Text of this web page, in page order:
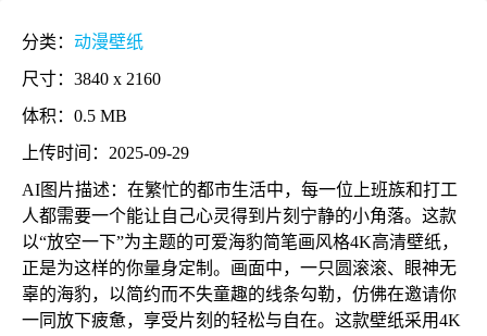
分类： 动漫壁纸
尺寸：3840 x 2160
体积：0.5 MB
上传时间：2025-09-29
AI图片描述：在繁忙的都市生活中，每一位上班族和打工
人都需要一个能让自己心灵得到片刻宁静的小角落。这款
以“放空一下”为主题的可爱海豹简笔画风格4K高清壁纸，
正是为这样的你量身定制。画面中，一只圆滚滚、眼神无
辜的海豹，以简约而不失童趣的线条勾勒，仿佛在邀请你
一同放下疲惫，享受片刻的轻松与自在。这款壁纸采用4K